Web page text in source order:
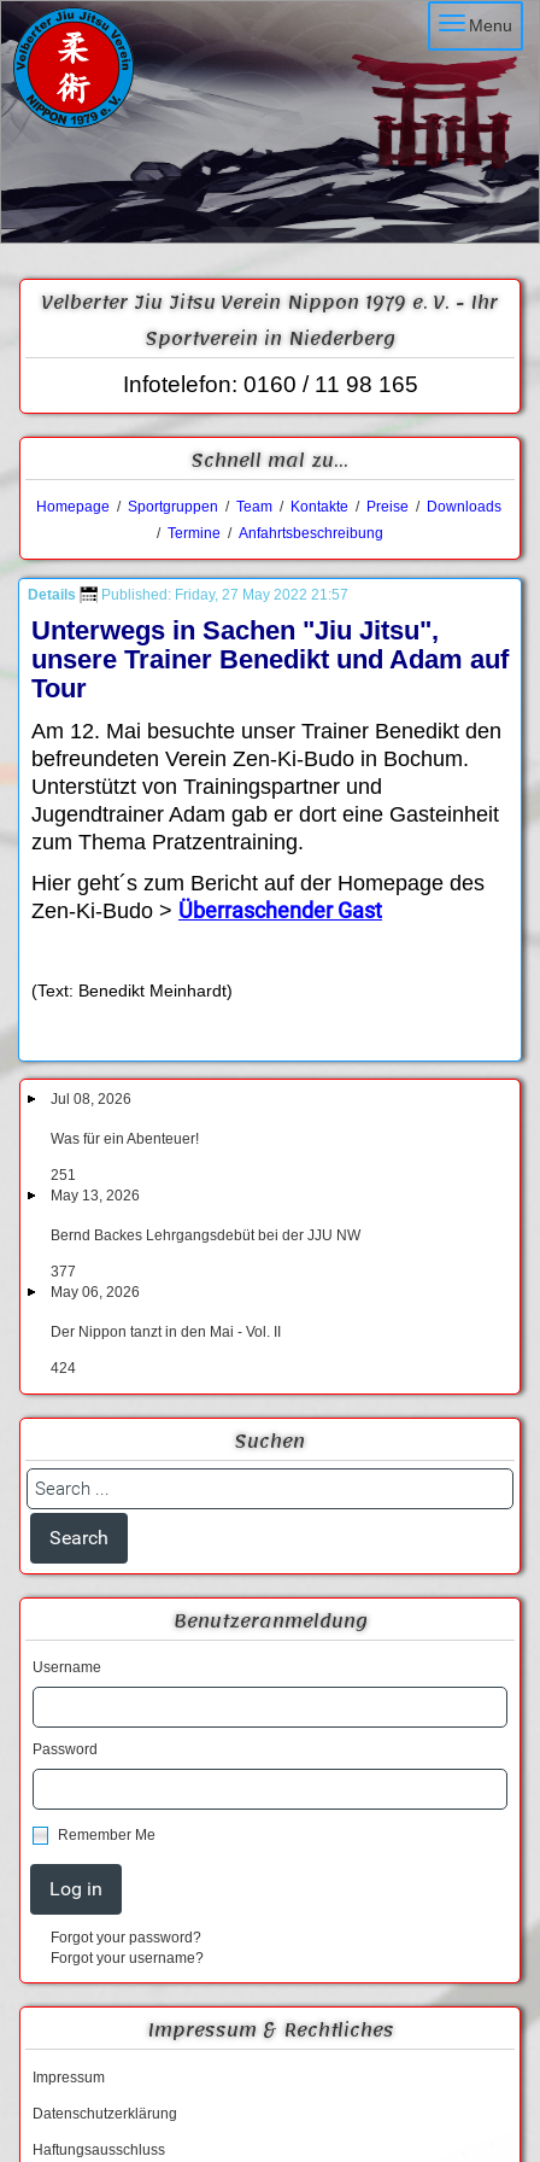
Menu
Velberter Jiu Jitsu Verein Nippon 1979 e. V. - Ihr
Sportverein in Niederberg
Infotelefon: 0160 / 11 98 165
Schnell mal zu...
Homepage / Sportgruppen / Team/ Kontakte / Preise / Downloads
/ Termine / Anfahrtsbeschreibung
Details Published: Friday, 27 May 2022 21:57
Unterwegs in Sachen "Jiu Jitsu",
unsere Trainer Benedikt und Adam auf
Tour
Am 12. Mai besuchte unser Trainer Benedikt den
befreundeten Verein Zen-Ki-Budo in Bochum.
Unterstützt von Trainingspartner und
Jugendtrainer Adam gab er dort eine Gasteinheit
zum Thema Pratzentraining.
Hier geht´s zum Bericht auf der Homepage des
Zen-Ki-Budo > Überraschender Gast
(Text: Benedikt Meinhardt)
Jul 08, 2026
Was für ein Abenteuer!
251
May 13, 2026
Bernd Backes Lehrgangsdebüt bei der JJU NW
377
May 06, 2026
Der Nippon tanzt in den Mai - Vol. II
424
Suchen
Benutzeranmeldung
Username
Password
Remember Me
Forgot your password?
Forgot your username?
Impressum & Rechtliches
Impressum
Datenschutzerklärung
Haftungsausschluss